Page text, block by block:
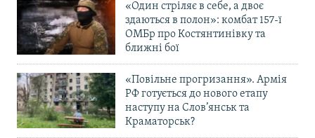
«Один стріляє в себе, а двоє
здаються в полон»: комбат 157-ї
ОМБр про Костянтинівку та
ближні бої
«Повільне прогризання». Армія
РФ готується до нового етапу
наступу на Слов’янськ та
Краматорськ?